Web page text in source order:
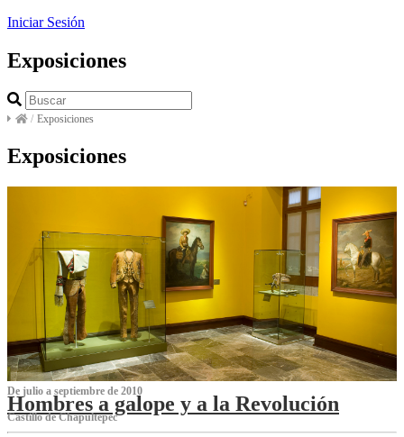
Iniciar Sesión
Exposiciones
/ Exposiciones
Exposiciones
De julio a septiembre de 2010
Hombres a galope y a la Revolución
Castillo de Chapultepec